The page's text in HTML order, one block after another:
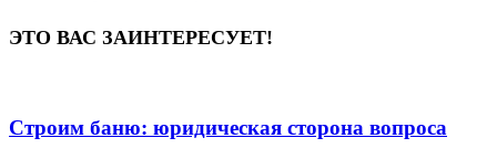
ЭТО ВАС ЗАИНТЕРЕСУЕТ!
Строим баню: юридическая сторона вопроса